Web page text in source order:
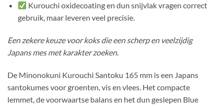
Kurouchi oxidecoating en dun snijvlak vragen correct
gebruik, maar leveren veel precisie.
Een zekere keuze voor koks die een scherp en veelzijdig
Japans mes met karakter zoeken.
De Minonokuni Kurouchi Santoku 165 mm is een Japans
santokumes voor groenten, vis en vlees. Het compacte
lemmet, de voorwaartse balans en het dun geslepen Blue